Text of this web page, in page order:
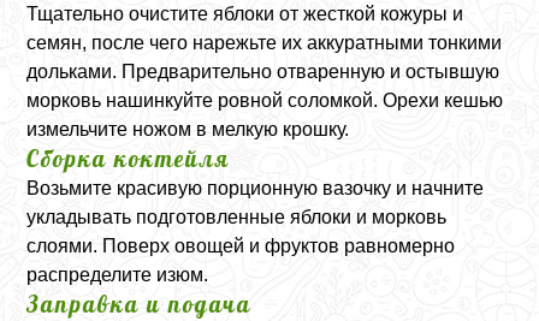
Тщательно очистите яблоки от жесткой кожуры и
семян, после чего нарежьте их аккуратными тонкими
дольками. Предварительно отваренную и остывшую
морковь нашинкуйте ровной соломкой. Орехи кешью
измельчите ножом в мелкую крошку.
Сборка коктейля
Возьмите красивую порционную вазочку и начните
укладывать подготовленные яблоки и морковь
слоями. Поверх овощей и фруктов равномерно
распределите изюм.
Заправка и подача